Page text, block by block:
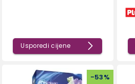
Usporedi cijene
-53%